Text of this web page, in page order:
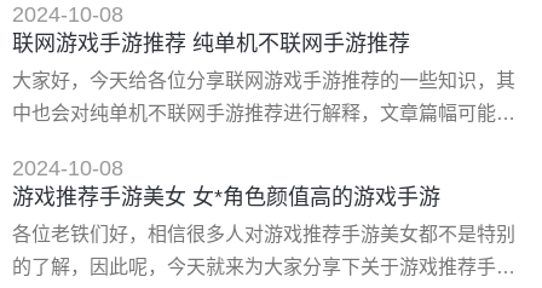
有所帮助，可以解决了您的问题，不要忘了收藏本站喔。
一、有什么好玩的手机单机游戏 手机游戏的可玩*是个大问
题，很多游戏都是好看不好玩，我呢是一个游戏迷，这里给
大家推荐几个真正好玩的手机单机游戏吧。 卡利戈猎人
2024-10-08
联网游戏手游推荐 纯单机不联网手游推荐
大家好，今天给各位分享联网游戏手游推荐的一些知识，其
中也会对纯单机不联网手游推荐进行解释，文章篇幅可能偏
现在就马上开始吧！ 一、十大网络游戏手游排名 十大网络游
戏手游排名分别是：《王者荣耀》、《和平精英》、《原
神》穗乱、《英雄联盟手游》、《穿越火线—枪战王者》、
《梦幻西游》、《金铲铲之战》、《阴阳师》、《无尽的拉
2024-10-08
游戏推荐手游美女 女*角色颜值高的游戏手游
各位老铁们好，相信很多人对游戏推荐手游美女都不是特别
的了解，因此呢，今天就来为大家分享下关于游戏推荐手游